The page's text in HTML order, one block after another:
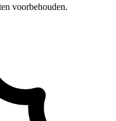
voorbehouden.